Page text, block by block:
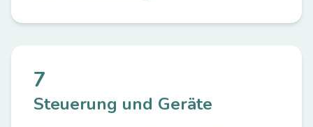
7
Steuerung und Geräte